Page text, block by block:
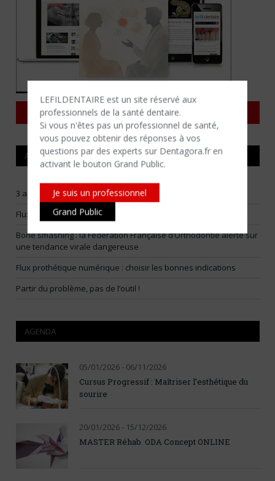
LEFILDENTAIRE est un site réservé aux
professionnels de la santé dentaire.
Si vous n'êtes​ pas un professionnel de santé,
vous pouvez obtenir des réponses à vos
questions par des experts sur Dentagora.fr en
activant le bouton Grand Public.
Je suis un professionnel
Grand Public
Consulter tous les magazines
ARTICLES RÉCENTS
3 arbitrages pour construire un flux numérique vraiment utile
Flux numériques raisonnables : choisir ses batailles
Bone smashing : la Fédération Française d’Orthodontie alerte sur
une tendance virale dangereuse
Flux prothétique numérique : choisir les bonnes indications
Partir du problème, pas de l’outil !
AGENDA
05/01/2026 - 06/11/2026
Cursus Progressif : Maîtriser l’esthétique du
sourire
20/01/2026 - 15/12/2026
MASTER Réhab. ODA Concept ONLINE